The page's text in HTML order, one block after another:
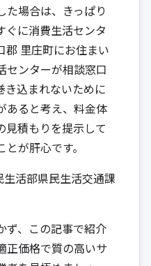
た場合は、きっぱり
ぐに消費生活センタ
郡 里庄町にお住まい
センターが相談窓口
き込まれないために
あると考え、料金体
見積もりを提示して
が肝心です。
生活部県民生活交通課
ず、この記事で紹介
正価格で質の高いサ